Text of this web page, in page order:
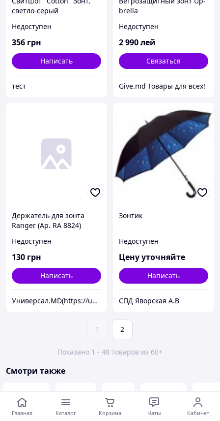
светло-серый
Недоступен
356 грн
Написать
тест
brella
Недоступен
2 990лей
Связаться
Give.md Товары для всех!
Держатель для зонта
Ranger (Ар. RA 8824)
Недоступен
130 грн
Написать
Универсал.MD(https://universal.prom.md/)
Зонтик
Недоступен
Цену уточняйте
Написать
СПД Яворская А.В
1 2
Показано 1 - 48 товаров из 60+
Смотри также
Главная Каталог Корзина Чаты Кабинет